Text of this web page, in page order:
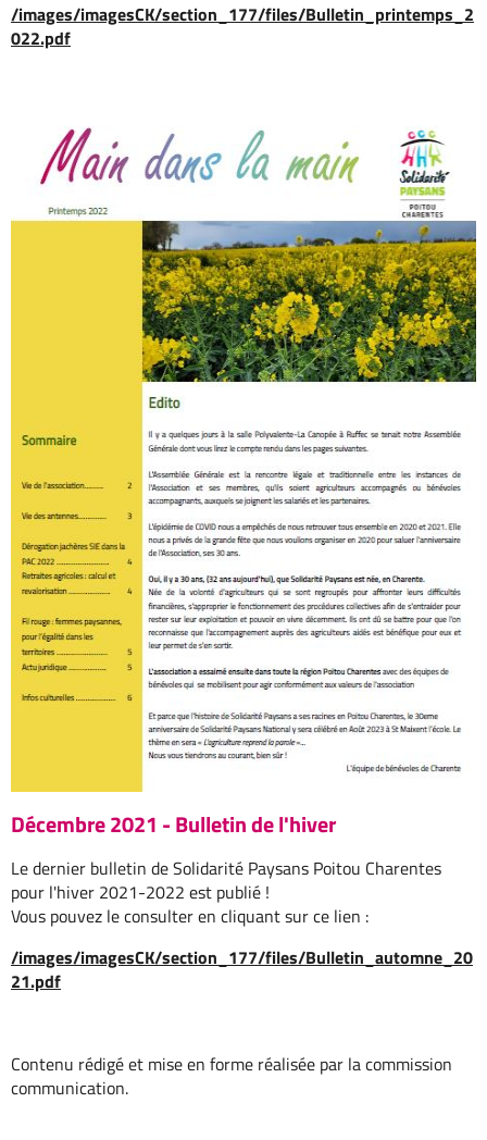
/images/imagesCK/section_177/files/Bulletin_printemps_2
022.pdf
Décembre 2021 - Bulletin de l'hiver
Le dernier bulletin de Solidarité Paysans Poitou Charentes
pour l'hiver 2021-2022 est publié !
Vous pouvez le consulter en cliquant sur ce lien :
/images/imagesCK/section_177/files/Bulletin_automne_20
21.pdf
Contenu rédigé et mise en forme réalisée par la commission
communication.